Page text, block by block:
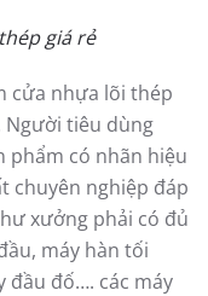
giá rẻ
cửa nhựa lõi thép
Người tiêu dùng
phẩm có nhãn hiệu
chuyên nghiệp đáp
xưởng phải có đủ
máy hàn tối
đầu đố…. các máy